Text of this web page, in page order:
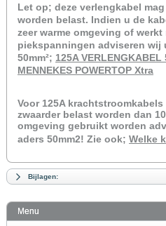
Let op; deze verlengkabel
worden belast. Indien u de
zeer warme omgeving of werkt
piekspanningen adviseren wij
50mm²; 125A
MENNEKES POWERTOP Xtra
Voor 125A
zwaarder belast worden dan
omgeving gebruikt worden
aders 50mm2! Zie ook; Welke
Bijlagen:
Menu